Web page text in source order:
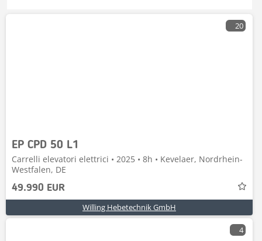
20
EP CPD 50 L1
Carrelli elevatori elettrici • 2025 • 8h • Kevelaer, Nordrhein-
Westfalen, DE
49.990 EUR
Willing Hebetechnik GmbH
4